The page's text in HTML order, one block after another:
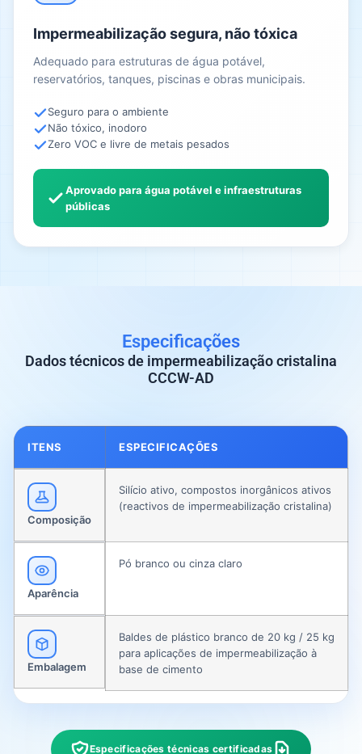
Impermeabilização segura, não tóxica
Adequado para estruturas de água potável,
reservatórios, tanques, piscinas e obras municipais.
Seguro para o ambiente
Não tóxico, inodoro
Zero VOC e livre de metais pesados
Aprovado para água potável e infraestruturas
públicas
Especificações
Dados técnicos de impermeabilização cristalina
CCCW-AD
ITENS ESPECIFICAÇÕES
Composição
Silício ativo, compostos inorgânicos ativos
(reactivos de impermeabilização cristalina)
Aparência
Pó branco ou cinza claro
Embalagem
Baldes de plástico branco de 20 kg / 25 kg
para aplicações de impermeabilização à
base de cimento
Especificações técnicas certificadas